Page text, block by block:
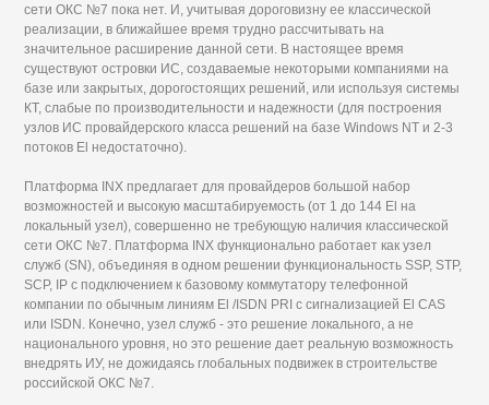
сети ОКС №7 пока нет. И, учитывая дороговизну ее классической
реализации, в ближайшее время трудно рассчитывать на
значительное расширение данной сети. В настоящее время
существуют островки ИС, создаваемые некоторыми компаниями на
базе или закрытых, дорогостоящих решений, или используя системы
КТ, слабые по производительности и надежности (для построения
узлов ИС провайдерского класса решений на базе Windows NT и 2-3
потоков El недостаточно).
Платформа INX предлагает для провайдеров большой набор
возможностей и высокую масштабируемость (от 1 до 144 El на
локальный узел), совершенно не требующую наличия классической
сети ОКС №7. Платформа INX функционально работает как узел
служб (SN), объединяя в одном решении функциональность SSP, STP,
SCP, IP с подключением к базовому коммутатору телефонной
компании по обычным линиям El /ISDN PRI с сигнализацией El CAS
или ISDN. Конечно, узел служб - это решение локального, а не
национального уровня, но это решение дает реальную возможность
внедрять ИУ, не дожидаясь глобальных подвижек в строительстве
российской ОКС №7.